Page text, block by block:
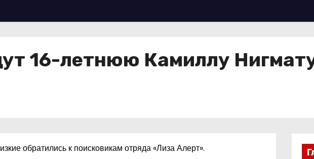
16-летнюю Камиллу
обратились к поисковикам отряда «Лиза Алерт».